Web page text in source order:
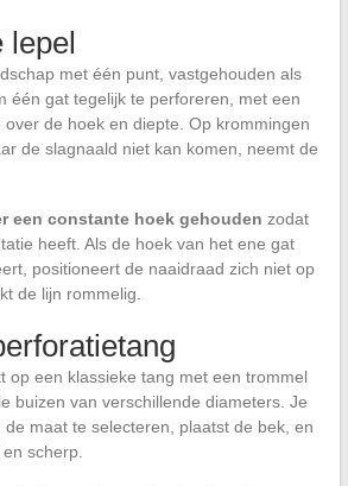
lepel
met één punt, vastgehouden als
één gat tegelijk te perforeren, met een
de hoek en diepte. Op krommingen
de slagnaald niet kan komen, neemt de
een constante hoek gehouden zodat
heeft. Als de hoek van het ene gat
positioneert de naaidraad zich niet op
de lijn rommelig.
op een klassieke tang met een trommel
buizen van verschillende diameters. Je
maat te selecteren, plaatst de bek, en
scherp.